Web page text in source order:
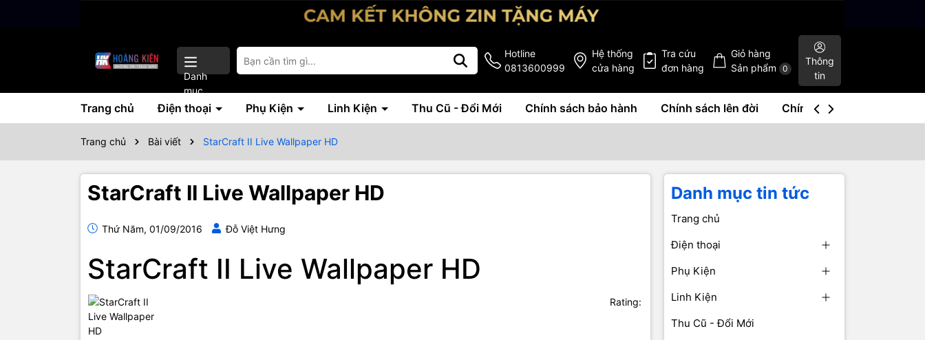
Danh
mục
Hotline
0813600999
Hệ thống
cửa hàng
Tra cứu
đơn hàng
Giỏ hàng
Sản phẩm
0
Thông
tin
Trang chủ Điện thoại Phụ Kiện Linh Kiện Thu Cũ - Đổi Mới Chính sách bảo hành Chính sách lên đời Chính sách mua lại
Trang chủ Bài viết StarCraft II Live Wallpaper HD
StarCraft II Live Wallpaper HD
Thứ Năm, 01/09/2016 Đỗ Việt Hưng
StarCraft II Live Wallpaper HD
Rating:
Danh mục tin tức
Trang chủ
Điện thoại
Phụ Kiện
Linh Kiện
Thu Cũ - Đổi Mới